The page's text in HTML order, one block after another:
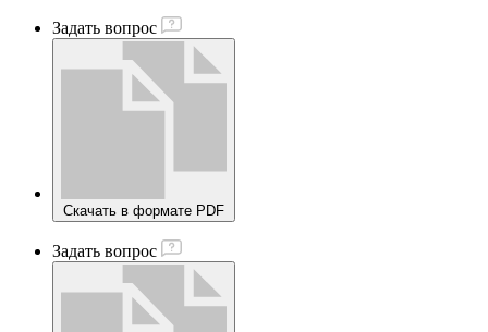
Задать вопрос
Скачать в формате PDF
Задать вопрос